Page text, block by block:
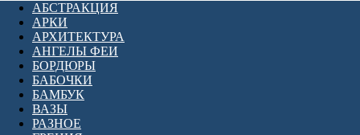
АБСТРАКЦИЯ
АРКИ
АРХИТЕКТУРА
АНГЕЛЫ ФЕИ
БОРДЮРЫ
БАБОЧКИ
БАМБУК
ВАЗЫ
РАЗНОЕ